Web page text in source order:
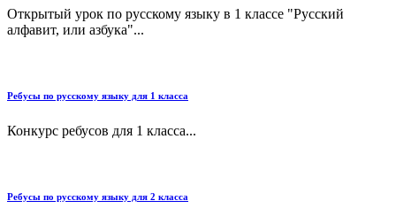
Открытый урок по русскому языку в 1 классе "Русский
алфавит, или азбука"...
Ребусы по русскому языку для 1 класса
Конкурс ребусов для 1 класса...
Ребусы по русскому языку для 2 класса